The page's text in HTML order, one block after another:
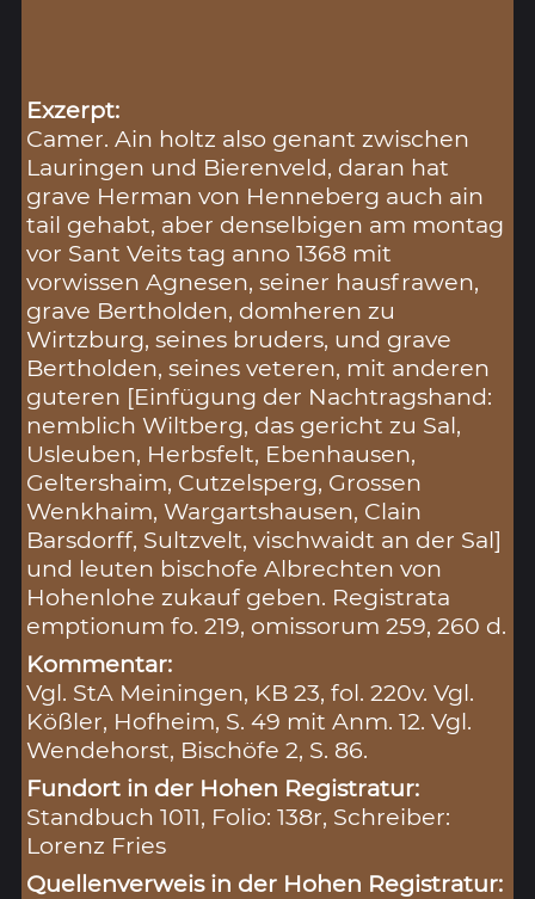
Exzerpt:
Camer. Ain holtz also genant zwischen
Lauringen und Bierenveld, daran hat
grave Herman von Henneberg auch ain
tail gehabt, aber denselbigen am montag
vor Sant Veits tag anno 1368 mit
vorwissen Agnesen, seiner hausfrawen,
grave Bertholden, domheren zu
Wirtzburg, seines bruders, und grave
Bertholden, seines veteren, mit anderen
guteren [Einfügung der Nachtragshand:
nemblich Wiltberg, das gericht zu Sal,
Usleuben, Herbsfelt, Ebenhausen,
Geltershaim, Cutzelsperg, Grossen
Wenkhaim, Wargartshausen, Clain
Barsdorff, Sultzvelt, vischwaidt an der Sal]
und leuten bischofe Albrechten von
Hohenlohe zukauf geben. Registrata
emptionum fo. 219, omissorum 259, 260 d.
Kommentar:
Vgl. StA Meiningen, KB 23, fol. 220v. Vgl.
Kößler, Hofheim, S. 49 mit Anm. 12. Vgl.
Wendehorst, Bischöfe 2, S. 86.
Fundort in der Hohen Registratur:
Standbuch 1011, Folio: 138r, Schreiber:
Lorenz Fries
Quellenverweis in der Hohen Registratur: